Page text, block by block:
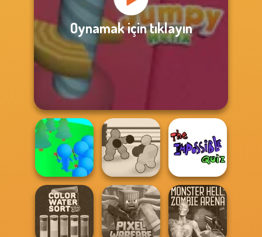
Oynamak için tıklayın
Crowd
Lumberjack
Boxing Gang
Stars
The Impossible
Quiz Classic